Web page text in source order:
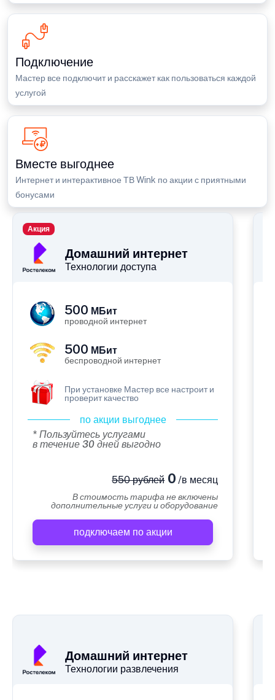
Подключение
Мастер все подключит и расскажет как пользоваться каждой
услугой
Вместе выгоднее
Интернет и интерактивное ТВ Wink по акции с приятными
бонусами
Домашний интернет
Технологии доступа
Акция
500 МБит
проводной интернет
500 МБит
беспроводной интернет
При установке Мастер все настроит и
проверит качество
по акции выгоднее
* Пользуйтесь услугами
в течение 30 дней выгодно
550 рублей0 /в месяц
В стоимость тарифа не включены
дополнительные услуги и оборудование
подключаем по акции
Домашний интернет
Технологии развлечения